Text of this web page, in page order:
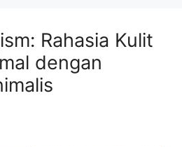
Rahasia Kulit
dengan